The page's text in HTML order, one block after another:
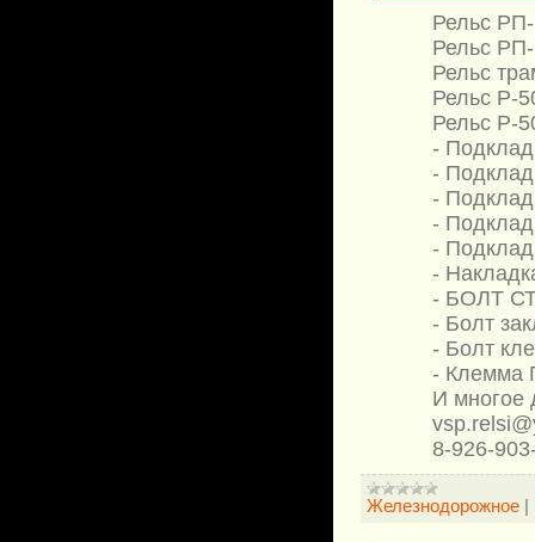
Рельс
Рельс
Рельс
Рельс Р-
Рельс Р-
-
-
-
-
-
-
- БОЛТ
- Болт
- Болт
- Клемма
И многое
8-926-
Железнодорожное |